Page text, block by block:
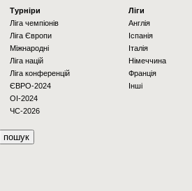
Турніри
Ліга чемпіонів
Ліга Європи
Міжнародні
Ліга націй
Ліга конференцій
ЄВРО-2024
OI-2024
ЧС-2026
Ліги
Англія
Іспанія
Італія
Німеччина
Франція
Інші